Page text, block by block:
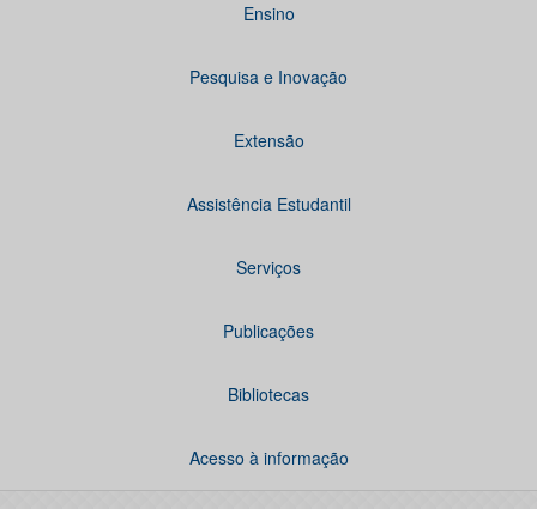
Ensino
Pesquisa e Inovação
Extensão
Assistência Estudantil
Serviços
Publicações
Bibliotecas
Acesso à informação